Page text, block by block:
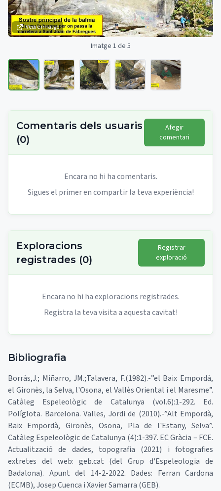
Veure imatge
Imatge 1 de 5
Comentaris dels usuaris
(0)
Afegir
comentari
Encara no hi ha comentaris.
Sigues el primer en compartir la teva experiència!
Exploracions
registrades (0)
Registrar
exploració
Encara no hi ha exploracions registrades.
Registra la teva visita a aquesta cavitat!
Bibliografia
Borràs,J.; Miñarro, JM.;Talavera, F.(1982).-”el Baix Empordà,
el Gironès, la Selva, l'Osona, el Vallès Oriental i el Maresme”.
Catàleg Espeleològic de Catalunya (vol.6):1-292. Ed.
Políglota. Barcelona. Valles, Jordi de (2010).-”Alt Empordà,
Baix Empordà, Gironès, Osona, Pla de l'Estany, Selva”.
Catàleg Espeleològic de Catalunya (4):1-397. EC Gràcia – FCE.
Actualització de dades, topografia (2021) i fotografies
extretes del web: geb.cat (del Grup d'Espeleologia de
Badalona). Apunt del 14-2-2022. Dades: Ferran Cardona
(ECMB), Josep Cuenca i Xavier Samarra (GEB).